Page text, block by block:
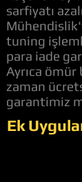
sarfiyatı
tuning
para iade
Ayrıca
zaman
garantimiz
Ek